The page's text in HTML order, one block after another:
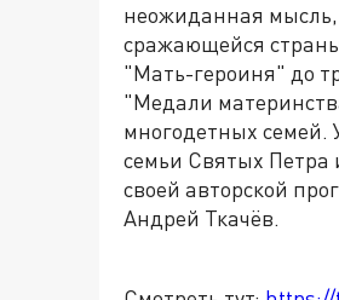
неожиданная
сражающейся
"Мать-героиня" до
"Медали
многодетных семей.
семьи Святых
своей авторской
Андрей Ткачёв.